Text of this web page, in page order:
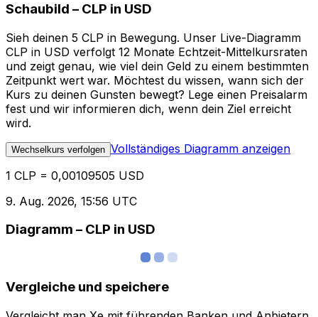
Schaubild – CLP in USD
Sieh deinen 5 CLP in Bewegung. Unser Live-Diagramm
CLP in USD verfolgt 12 Monate Echtzeit-Mittelkursraten
und zeigt genau, wie viel dein Geld zu einem bestimmten
Zeitpunkt wert war. Möchtest du wissen, wann sich der
Kurs zu deinen Gunsten bewegt? Lege einen Preisalarm
fest und wir informieren dich, wenn dein Ziel erreicht
wird.
Wechselkurs verfolgen Vollständiges Diagramm anzeigen
1 CLP = 0,00109505 USD
9. Aug. 2026, 15:56 UTC
Diagramm – CLP in USD
Vergleiche und speichere